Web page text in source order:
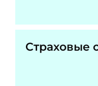
Страховые